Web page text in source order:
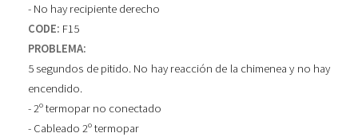
- No hay recipiente derecho
CODE: F15
PROBLEMA:
5 segundos de pitido. No hay reacción de la chimenea y no hay
encendido.
- 2º termopar no conectado
- Cableado 2º termopar